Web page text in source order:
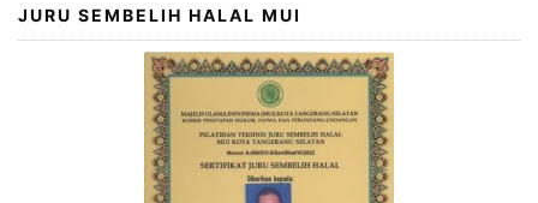
JURU SEMBELIH HALAL MUI